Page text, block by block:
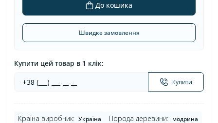
До кошика
Швидке замовлення
Купити цей товар в 1 клік:
Купити
Країна виробник: Україна Порода деревини: модрина